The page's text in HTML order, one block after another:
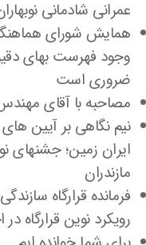
عمرانی شادمانی
همایش شورای
وجود فهرست بهای
ضروری است
مصاحبه با آقای
نیم نگاهی بر آیین
ایران زمین؛ جشنهای
مازندران
فرمانده قرارگاه
رویکرد نوین قرارگاه